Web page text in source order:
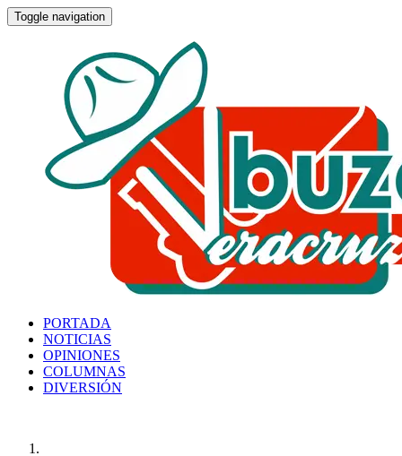
Toggle navigation
PORTADA
NOTICIAS
OPINIONES
COLUMNAS
DIVERSIÓN